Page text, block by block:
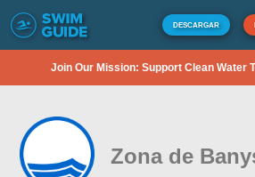
DESCARGAR
Join Our Mission: Support Clean Water
Zona de